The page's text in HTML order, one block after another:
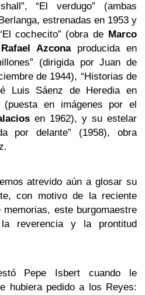
“El verdugo” (ambas
estrenadas en 1953 y
cochecito” (obra de Marco
Rafael Azconaproducida en
(dirigida por Juan de
de 1944), “Historias de
Luis Sáenz de Heredia en
(puesta en imágenes por el
en 1962), y su estelar
por delante” (1958), obra
atrevido aún a glosar su
con motivo de la reciente
este burgomaestre
reverencia y la prontitud
Pepe Isbert cuando le
hubiera pedido a los Reyes: